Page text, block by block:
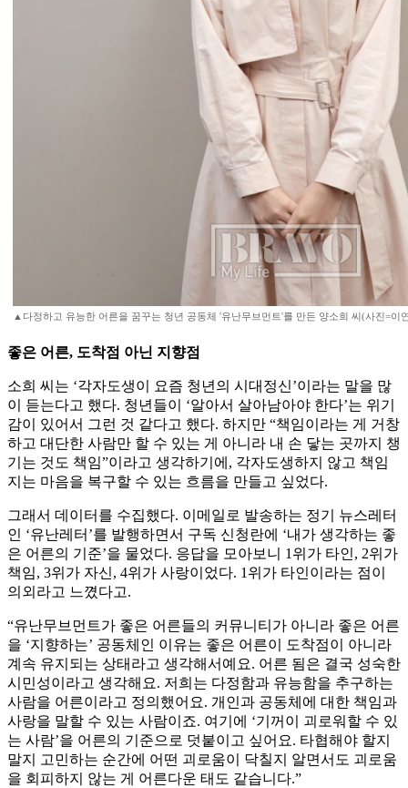
▲다정하고 유능한 어른을 꿈꾸는 청년 공동체 '유난무브먼트'를 만든 양소희 씨(사진=이
좋은 어른, 도착점 아닌 지향점
소희 씨는 ‘각자도생이 요즘 청년의 시대정신’이라는 말을 많
이 듣는다고 했다. 청년들이 ‘알아서 살아남아야 한다’는 위기
감이 있어서 그런 것 같다고 했다. 하지만 “책임이라는 게 거창
하고 대단한 사람만 할 수 있는 게 아니라 내 손 닿는 곳까지 챙
기는 것도 책임”이라고 생각하기에, 각자도생하지 않고 책임
지는 마음을 복구할 수 있는 흐름을 만들고 싶었다.
그래서 데이터를 수집했다. 이메일로 발송하는 정기 뉴스레터
인 ‘유난레터’를 발행하면서 구독 신청란에 ‘내가 생각하는 좋
은 어른의 기준’을 물었다. 응답을 모아보니 1위가 타인, 2위가
책임, 3위가 자신, 4위가 사랑이었다. 1위가 타인이라는 점이
의외라고 느꼈다고.
“유난무브먼트가 좋은 어른들의 커뮤니티가 아니라 좋은 어른
을 ‘지향하는’ 공동체인 이유는 좋은 어른이 도착점이 아니라
계속 유지되는 상태라고 생각해서예요. 어른 됨은 결국 성숙한
시민성이라고 생각해요. 저희는 다정함과 유능함을 추구하는
사람을 어른이라고 정의했어요. 개인과 공동체에 대한 책임과
사랑을 말할 수 있는 사람이죠. 여기에 ‘기꺼이 괴로워할 수 있
는 사람’을 어른의 기준으로 덧붙이고 싶어요. 타협해야 할지
말지 고민하는 순간에 어떤 괴로움이 닥칠지 알면서도 괴로움
을 회피하지 않는 게 어른다운 태도 같습니다.”